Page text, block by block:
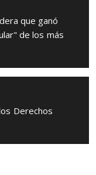
que ganó
de los más
Derechos